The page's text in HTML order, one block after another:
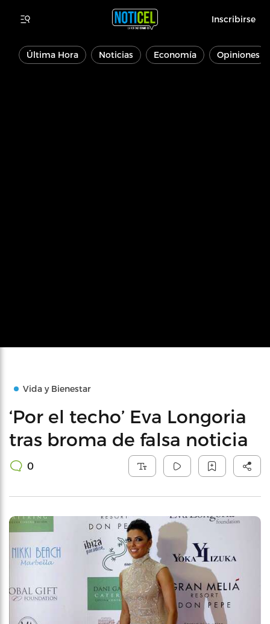
Inscribirse
Última Hora Noticias Economía Opiniones
Vida y Bienestar
‘Por el techo’ Eva Longoria
tras broma de falsa noticia
0